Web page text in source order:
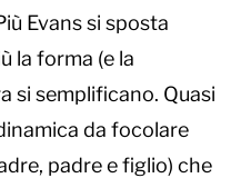
Evans si sposta
la forma (e la
si semplificano. Quasi
da focolare
padre e figlio) che